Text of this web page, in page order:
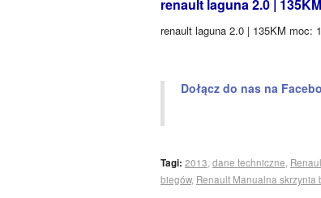
renault laguna 2.0 | 135KM
renault laguna 2.0 | 135KM moc:
Dołącz do nas na
Tagi: 2013 dane techniczne
biegów, Renault Manualna skrzynia